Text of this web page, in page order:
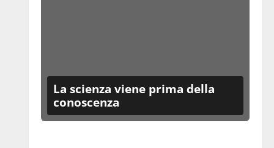
La scienza viene prima della
conoscenza